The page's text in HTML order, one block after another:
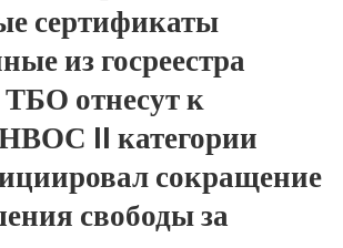
сертификаты
из госреестра
отнесут к
II категории
сокращение
свободы за